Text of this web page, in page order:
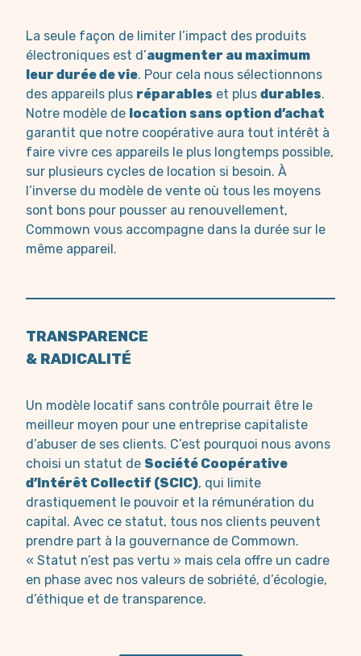
La seule façon de limiter l’impact des produits
électroniques est d’augmenter au maximum
leur durée de vie. Pour cela nous sélectionnons
des appareils plus réparables et plus durables.
Notre modèle de location sans option d’achat
garantit que notre coopérative aura tout intérêt à
faire vivre ces appareils le plus longtemps possible,
sur plusieurs cycles de location si besoin. À
l’inverse du modèle de vente où tous les moyens
sont bons pour pousser au renouvellement,
Commown vous accompagne dans la durée sur le
même appareil.
TRANSPARENCE
& RADICALITÉ
Un modèle locatif sans contrôle pourrait être le
meilleur moyen pour une entreprise capitaliste
d’abuser de ses clients. C’est pourquoi nous avons
choisi un statut de Société Coopérative
d’Intérêt Collectif (SCIC), qui limite
drastiquement le pouvoir et la rémunération du
capital. Avec ce statut, tous nos clients peuvent
prendre part à la gouvernance de Commown.
« Statut n’est pas vertu » mais cela offre un cadre
en phase avec nos valeurs de sobriété, d’écologie,
d’éthique et de transparence.